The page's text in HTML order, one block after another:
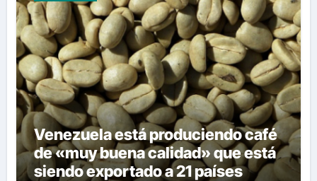
Venezuela está produciendo café
de «muy buena calidad» que está
siendo exportado a 21 países